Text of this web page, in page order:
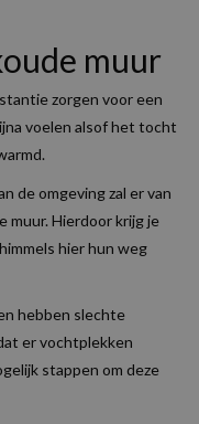
muur
zorgen voor een
voelen alsof het tocht
de omgeving zal er van
muur. Hierdoor krijg je
hier hun weg
hebben slechte
er vochtplekken
stappen om deze